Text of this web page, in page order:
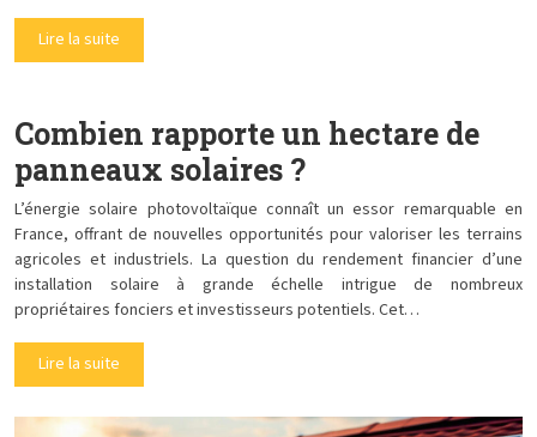
Lire la suite
Combien rapporte un hectare de
panneaux solaires ?
L’énergie solaire photovoltaïque connaît un essor remarquable en
France, offrant de nouvelles opportunités pour valoriser les terrains
agricoles et industriels. La question du rendement financier d’une
installation solaire à grande échelle intrigue de nombreux
propriétaires fonciers et investisseurs potentiels. Cet…
Lire la suite